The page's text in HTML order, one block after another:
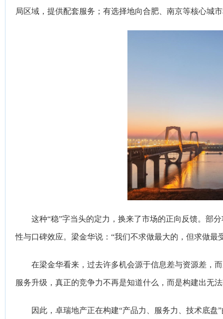
局区域，提供配套服务；有选择地向合肥、南京等核心城
这种“稳”字当头的定力，换来了市场的正向反馈。部
性与口碑效应。梁金华说：“我们不求做最大的，但求做
在梁金华看来，过去许多机会源于信息差与资源差，
服务升级，真正的竞争力不再是知道什么，而是构建出无
因此，卓瑞地产正在构建“产品力、服务力、技术底